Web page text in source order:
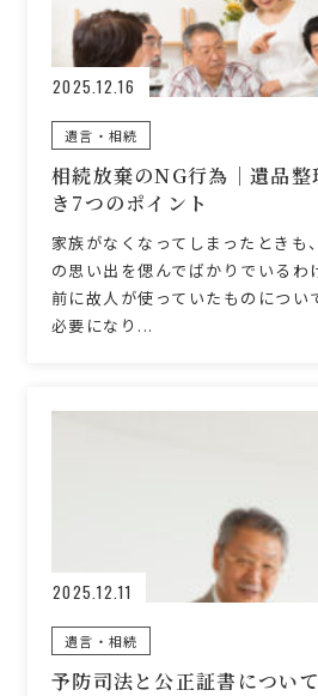
2025.12.16
遺言・相続
相続放棄のNG行為｜遺品
き7つのポイント
家族がなくなってしまったときも
の思い出を偲んでばかりでいるわ
前に故人が使っていたものについ
必要になり...
2025.12.11
遺言・相続
予防司法と公正証書について